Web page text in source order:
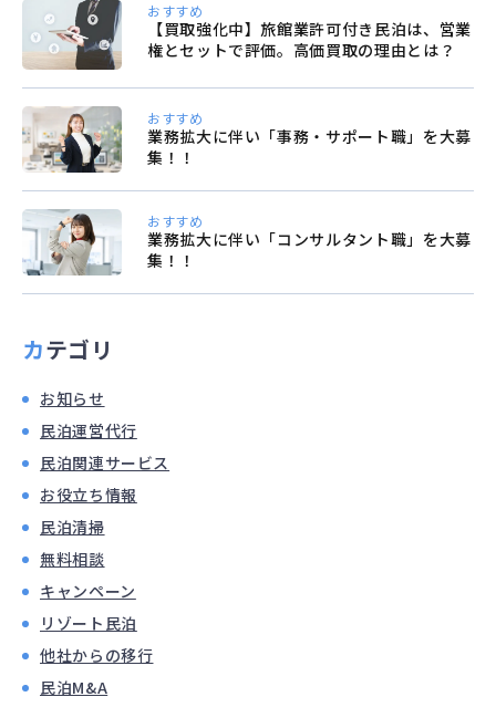
おすすめ
【買取強化中】旅館業許可付き民泊は、営業
権とセットで評価。高価買取の理由とは？
おすすめ
業務拡大に伴い「事務・サポート職」を大募
集！！
おすすめ
業務拡大に伴い「コンサルタント職」を大募
集！！
カテゴリ
お知らせ
民泊運営代行
民泊関連サービス
お役立ち情報
民泊清掃
無料相談
キャンペーン
リゾート民泊
他社からの移行
民泊M&A